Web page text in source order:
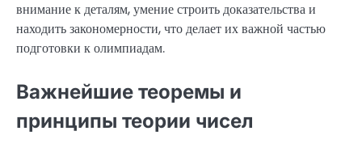
внимание к деталям, умение строить доказательства и
находить закономерности, что делает их важной частью
подготовки к олимпиадам.
Важнейшие теоремы и
принципы теории чисел